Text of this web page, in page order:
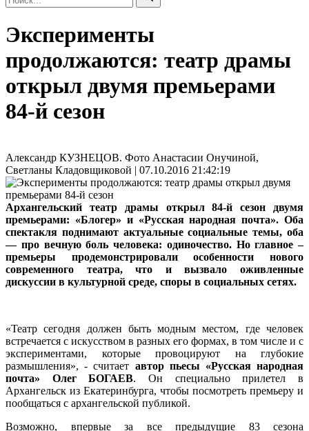
Эксперименты
продолжаются: театр драмы
открыл двумя премьерами
84-й сезон
Александр КУЗНЕЦОВ. Фото Анастасии Онучиной,
Светланы Кладовщиковой | 07.10.2016 21:42:19
Архангельский театр драмы открыл 84-й сезон двумя
премьерами: «Блогер» и «Русская народная почта». Оба
спектакля поднимают актуальные социальные темы, оба
— про вечную боль человека: одиночество. Но главное –
премьеры продемонстрировали особенности нового
современного театра, что и вызвало оживленные
дискуссии в культурной среде, споры в социальных сетях.
«Театр сегодня должен быть модным местом, где человек
встречается с искусством в разных его формах, в том числе и с
экспериментами, которые провоцируют на глубокие
размышления», - считает автор пьесы «Русская народная
почта» Олег БОГАЕВ. Он специально прилетел в
Архангельск из Екатеринбурга, чтобы посмотреть премьеру и
пообщаться с архангельской публикой.
Возможно, впервые за все предыдущие 83 сезона